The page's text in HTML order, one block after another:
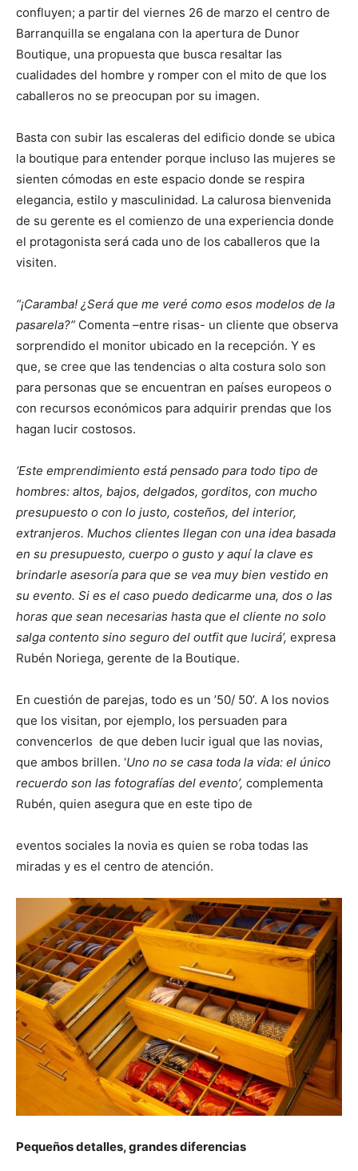
confluyen; a partir del viernes 26 de marzo el centro de
Barranquilla se engalana con la apertura de Dunor
Boutique, una propuesta que busca resaltar las
cualidades del hombre y romper con el mito de que los
caballeros no se preocupan por su imagen.
Basta con subir las escaleras del edificio donde se ubica
la boutique para entender porque incluso las mujeres se
sienten cómodas en este espacio donde se respira
elegancia, estilo y masculinidad. La calurosa bienvenida
de su gerente es el comienzo de una experiencia donde
el protagonista será cada uno de los caballeros que la
visiten.
“¡Caramba! ¿Será que me veré como esos modelos de la
pasarela?” Comenta –entre risas- un cliente que observa
sorprendido el monitor ubicado en la recepción. Y es
que, se cree que las tendencias o alta costura solo son
para personas que se encuentran en países europeos o
con recursos económicos para adquirir prendas que los
hagan lucir costosos.
‘Este emprendimiento está pensado para todo tipo de
hombres: altos, bajos, delgados, gorditos, con mucho
presupuesto o con lo justo, costeños, del interior,
extranjeros. Muchos clientes llegan con una idea basada
en su presupuesto, cuerpo o gusto y aquí la clave es
brindarle asesoría para que se vea muy bien vestido en
su evento. Si es el caso puedo dedicarme una, dos o las
horas que sean necesarias hasta que el cliente no solo
salga contento sino seguro del outfit que lucirá’, expresa
Rubén Noriega, gerente de la Boutique.
En cuestión de parejas, todo es un ’50/ 50’. A los novios
que los visitan, por ejemplo, los persuaden para
convencerlos de que deben lucir igual que las novias,
que ambos brillen. ‘Uno no se casa toda la vida: el único
recuerdo son las fotografías del evento’, complementa
Rubén, quien asegura que en este tipo de
eventos sociales la novia es quien se roba todas las
miradas y es el centro de atención.
Pequeños detalles, grandes diferencias